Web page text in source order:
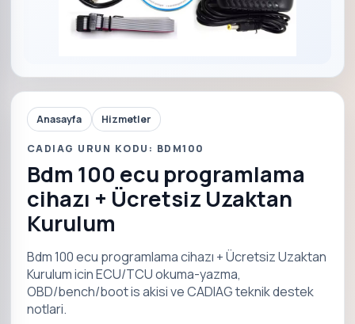
Anasayfa Hizmetler
CADIAG URUN KODU: BDM100
Bdm 100 ecu programlama
cihazı + Ücretsiz Uzaktan
Kurulum
Bdm 100 ecu programlama cihazı + Ücretsiz Uzaktan
Kurulum icin ECU/TCU okuma-yazma,
OBD/bench/boot is akisi ve CADIAG teknik destek
notlari.